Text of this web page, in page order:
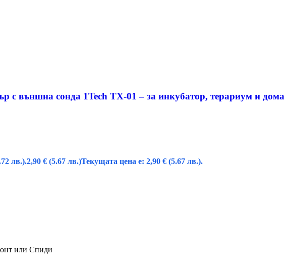
с външна сонда 1Tech TX-01 – за инкубатор, терариум и дома
лв.).2,90 € (5.67 лв.)Текущата цена е: 2,90 € (5.67 лв.).
или Спиди